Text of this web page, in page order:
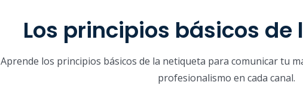
Los principios básicos de
Aprende los principios básicos de la netiqueta para comunicar tu
profesionalismo en cada canal.